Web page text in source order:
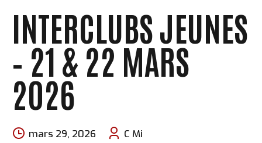
INTERCLUBS JEUNES
– 21 & 22 MARS
2026
mars 29, 2026 C Mi